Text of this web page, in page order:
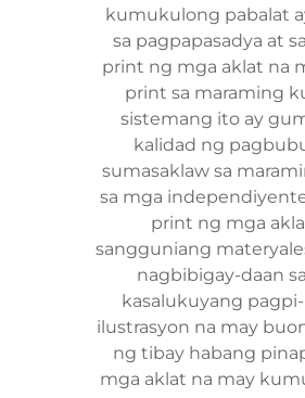
kumukulong pabalat
sa pagpapasadya at
print ng mga aklat na
print sa maraming
sistemang ito ay
kalidad ng
sumasaklaw sa
sa mga
print ng mga
sangguniang
nagbibigay-daan
kasalukuyang
ilustrasyon na may
ng tibay habang
mga aklat na may